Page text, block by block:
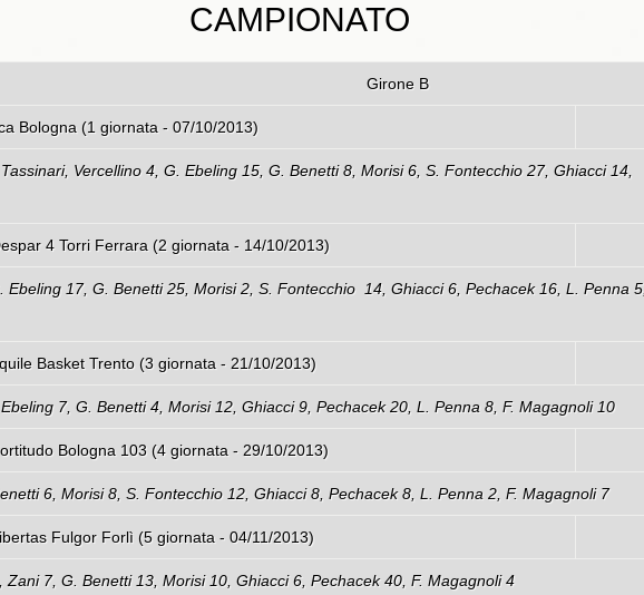
CAMPIONATO
Girone B
Banca Bologna (1 giornata - 07/10/2013)
Vercellino 4, G. Ebeling 15, G. Benetti 8, Morisi 6, S. Fontecchio 27, Ghiacci 14,
4 Torri Ferrara (2 giornata - 14/10/2013)
Ebeling 17, G. Benetti 25, Morisi 2, S. Fontecchio 14, Ghiacci 6, Pechacek 16, L. Penna 5,
Basket Trento (3 giornata - 21/10/2013)
7, G. Benetti 4, Morisi 12, Ghiacci 9, Pechacek 20, L. Penna 8, F. Magagnoli 10
Bologna 103 (4 giornata - 29/10/2013)
6, Morisi 8, S. Fontecchio 12, Ghiacci 8, Pechacek 8, L. Penna 2, F. Magagnoli 7
Fulgor Forlì (5 giornata - 04/11/2013)
Zani 7, G. Benetti 13, Morisi 10, Ghiacci 6, Pechacek 40, F. Magagnoli 4